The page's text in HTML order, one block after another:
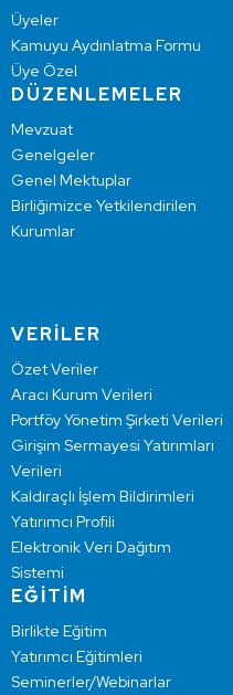
Üyeler
Kamuyu Aydınlatma Formu
Üye Özel
DÜZENLEMELER
Mevzuat
Genelgeler
Genel Mektuplar
Birliğimizce Yetkilendirilen
Kurumlar
VERİLER
Özet Veriler
Aracı Kurum Verileri
Portföy Yönetim Şirketi Verileri
Girişim Sermayesi Yatırımları
Verileri
Kaldıraçlı İşlem Bildirimleri
Yatırımcı Profili
Elektronik Veri Dağıtım
Sistemi
EĞİTİM
Birlikte Eğitim
Yatırımcı Eğitimleri
Seminerler/Webinarlar